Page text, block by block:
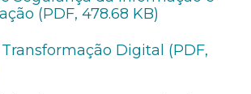
(PDF, 478.68 KB)
Digital (PDF,